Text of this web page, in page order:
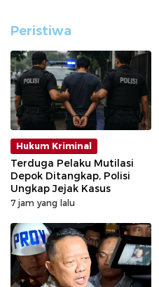
Peristiwa
Hukum Kriminal
Terduga Pelaku Mutilasi
Depok Ditangkap, Polisi
Ungkap Jejak Kasus
7 jam yang lalu